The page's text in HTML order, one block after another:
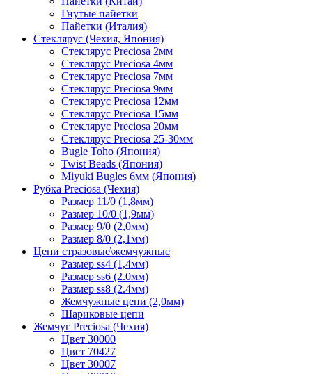
Гнутые пайетки
Пайетки (Италия)
Стеклярус (Чехия, Япония)
Стеклярус Preciosa 2мм
Стеклярус Preciosa 4мм
Стеклярус Preciosa 7мм
Стеклярус Preciosa 9мм
Стеклярус Preciosa 12мм
Стеклярус Preciosa 15мм
Стеклярус Preciosa 20мм
Стеклярус Preciosa 25-30мм
Bugle Toho (Япония)
Twist Beads (Япония)
Miyuki Bugles 6мм (Япония)
Рубка Preciosa (Чехия)
Размер 11/0 (1,8мм)
Размер 10/0 (1,9мм)
Размер 9/0 (2,0мм)
Размер 8/0 (2,1мм)
Цепи стразовые\жемчужные
Размер ss4 (1,4мм)
Размер ss6 (2.0мм)
Размер ss8 (2.4мм)
Жемчужные цепи (2,0мм)
Шариковые цепи
Жемчуг Preciosa (Чехия)
Цвет 30000
Цвет 70427
Цвет 30007